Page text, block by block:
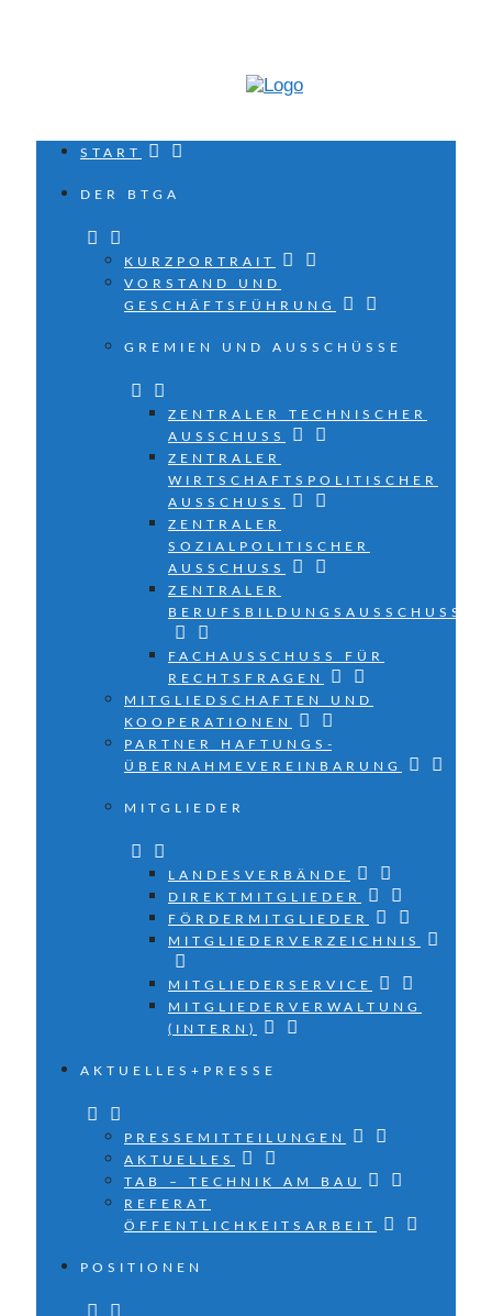
START
DER BTGA
KURZPORTRAIT
VORSTAND UND
GESCHÄFTSFÜHRUNG
GREMIEN UND AUSSCHÜSSE
ZENTRALER TECHNISCHER
AUSSCHUSS
ZENTRALER
WIRTSCHAFTSPOLITISCHER
AUSSCHUSS
ZENTRALER
SOZIALPOLITISCHER
AUSSCHUSS
ZENTRALER
BERUFSBILDUNGSAUSSCHUSS
FACHAUSSCHUSS FÜR
RECHTSFRAGEN
MITGLIEDSCHAFTEN UND
KOOPERATIONEN
PARTNER HAFTUNGS­
ÜBERNAHMEVEREINBARUNG
MITGLIEDER
LANDESVERBÄNDE
DIREKTMITGLIEDER
FÖRDERMITGLIEDER
MITGLIEDERVERZEICHNIS
MITGLIEDERSERVICE
MITGLIEDERVERWALTUNG
(INTERN)
AKTUELLES+PRESSE
PRESSEMITTEILUNGEN
AKTUELLES
TAB – TECHNIK AM BAU
REFERAT
ÖFFENTLICHKEITSARBEIT
POSITIONEN